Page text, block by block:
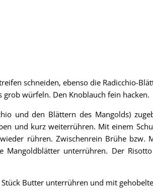
schneiden, ebenso die Radicchio-
grob würfeln. Den Knoblauch fein hacken.
und den Blättern des Mangolds)
und kurz weiterrühren. Mit einem
rühren. Zwischenrein Brühe bzw.
unterrühren. Der
Butter unterrühren und mit